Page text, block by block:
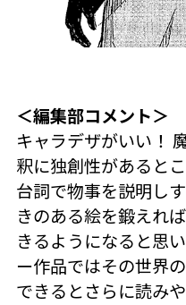
＜編集部コメント＞
キャラデザがいい！
釈に独創性があると
台詞で物事を説明し
きのある絵を鍛えれ
きるようになると思
ー作品ではその世界
できるとさらに読み